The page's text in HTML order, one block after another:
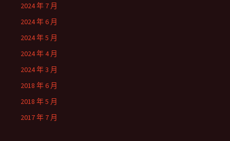
2024 年 7 月
2024 年 6 月
2024 年 5 月
2024 年 4 月
2024 年 3 月
2018 年 6 月
2018 年 5 月
2017 年 7 月